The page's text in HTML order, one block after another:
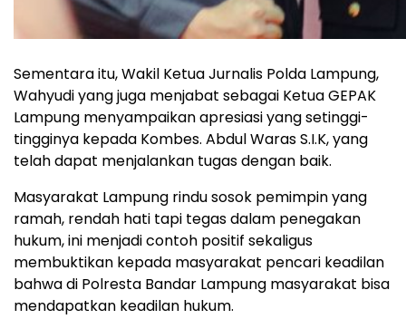
Sementara itu, Wakil Ketua Jurnalis Polda Lampung,
Wahyudi yang juga menjabat sebagai Ketua GEPAK
Lampung menyampaikan apresiasi yang setinggi-
tingginya kepada Kombes. Abdul Waras S.I.K, yang
telah dapat menjalankan tugas dengan baik.
Masyarakat Lampung rindu sosok pemimpin yang
ramah, rendah hati tapi tegas dalam penegakan
hukum, ini menjadi contoh positif sekaligus
membuktikan kepada masyarakat pencari keadilan
bahwa di Polresta Bandar Lampung masyarakat bisa
mendapatkan keadilan hukum.